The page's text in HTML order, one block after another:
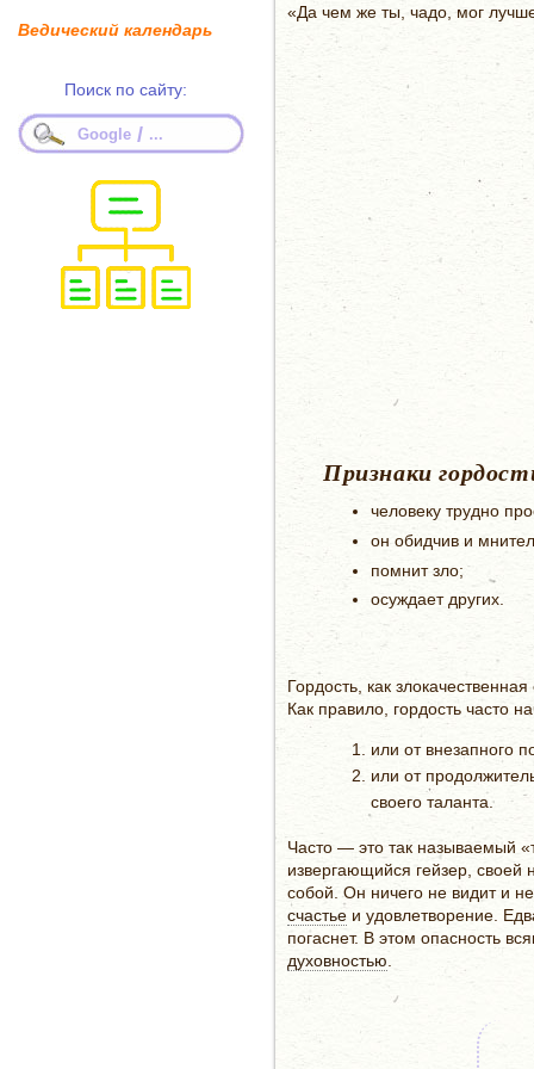
«Да чем же ты, чадо, мог
Признаки
человеку трудно
он обидчив и
помнит зло;
осуждает других.
Гордость, как
Как правило, гордость часто
или от внезапного
или от
своего таланта.
Часто — это так называемый
извергающийся гейзер,
собой. Он ничего не видит и
счастье и удовлетворение.
погаснет. В этом опасность
духовностью.
Ведический календарь
Поиск по сайту:
Google / ...